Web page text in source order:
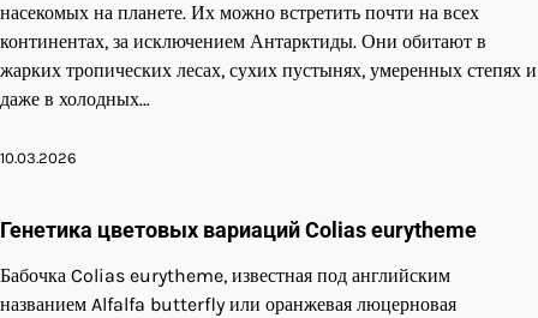
насекомых на планете. Их можно встретить почти на всех
континентах, за исключением Антарктиды. Они обитают в
жарких тропических лесах, сухих пустынях, умеренных степях и
даже в холодных…
10.03.2026
Генетика цветовых вариаций Colias eurytheme
Бабочка Colias eurytheme, известная под английским
названием Alfalfa butterfly или оранжевая люцерновая